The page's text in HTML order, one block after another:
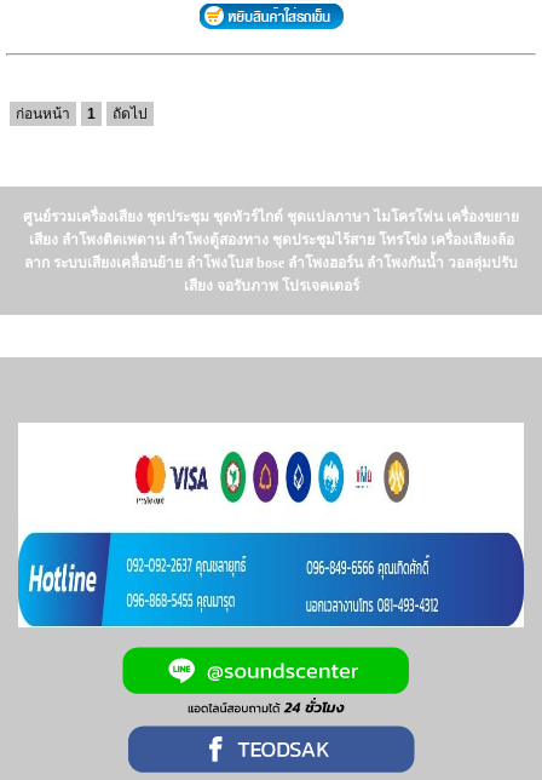
ก่อนหน้า 1 ถัดไป
ศูนย์รวมเครื่องเสียง ชุดประชุม ชุดทัวร์ไกด์ ชุดแปลภาษา ไมโครโฟน เครื่องขยาย
เสียง ลำโพงติดเพดาน ลำโพงตู้สองทาง ชุดประชุมไร้สาย โทรโข่ง เครื่องเสียงล้อ
ลาก ระบบเสียงเคลื่อนย้าย ลำโพงโบส bose ลำโพงฮอร์น ลำโพงกันน้ำ วอลลุ่มปรับ
เสียง จอรับภาพ โปรเจคเตอร์